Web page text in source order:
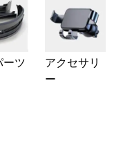
ーツ
アクセサリ
ー